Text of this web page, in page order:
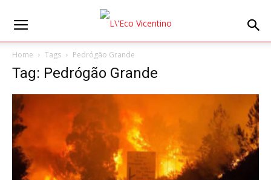
Home Tags Pedrógão Grande
Tag: Pedrógão Grande